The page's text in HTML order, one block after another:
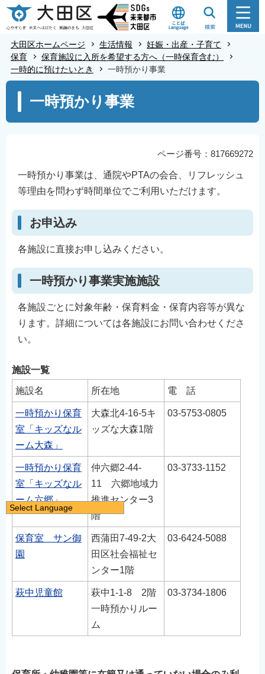
こ
の
の
頭
大田区ホームページ 生活情報
妊娠・出産・子育て
保育
保育施設に入所を希望する方へ（一時保育含む）
一時的に預けたいとき
一時預かり事業
こ
一時預かり事業
ページ番号：817669272
一時預かり事業は、通院やPTAの会合、リフレッシュ
等理由を問わず時間単位でご利用いただけます。
お申込み
各施設に直接お申し込みください。
一時預かり事業実施施設
各施設ごとに対象年齢・保育料金・保育内容等が異な
ります。詳細については各施設にお問い合わせくださ
い。
施設一覧
施設名 所在地 電 話
一時預かり保育
室「キッズなル
ーム大森」
大森北4-16-5キ
ッズな大森1階
03-5753-0805
一時預かり保育
室「キッズなル
ーム六郷」
仲六郷2-44-
11 六郷地域力
推進センター3
階
03-3733-1152
保育室 サン御
園
西蒲田7-49-2大
田区社会福祉セ
ンター1階
03-6424-5088
萩中児童館
萩中1-1-8 2階
一時預かりルー
ム
03-3734-1806
Select Language
English
简体中文
한국어
Filipino